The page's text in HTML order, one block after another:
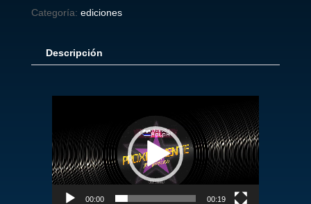
Categoría: ediciones
Descripción
00:00 00:19